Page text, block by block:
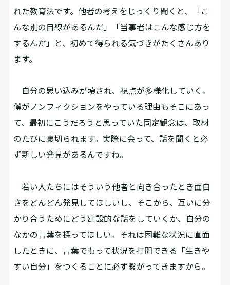
れた教育法です。他者の考えをじっくり聞くと、「こ
んな別の目線があるんだ」「当事者はこんな感じ方を
するんだ」と、初めて得られる気づきがたくさんあり
ます。
自分の思い込みが壊され、視点が多様化していく。
僕がノンフィクションをやっている理由もそこにあっ
て、最初にこうだろうと思っていた固定観念は、取材
のたびに裏切られます。実際に会って、話を聞くと必
ず新しい発見があるんですね。
若い人たちにはそういう他者と向き合ったとき面白
さをどんどん発見してほしいし、そこから、互いに分
かり合うためにどう建設的な話をしていくか、自分の
なかの言葉を探ってほしい。それは困難な状況に直面
したときに、言葉でもって状況を打開できる「生きや
すい自分」をつくることに必ず繋がってきますから。